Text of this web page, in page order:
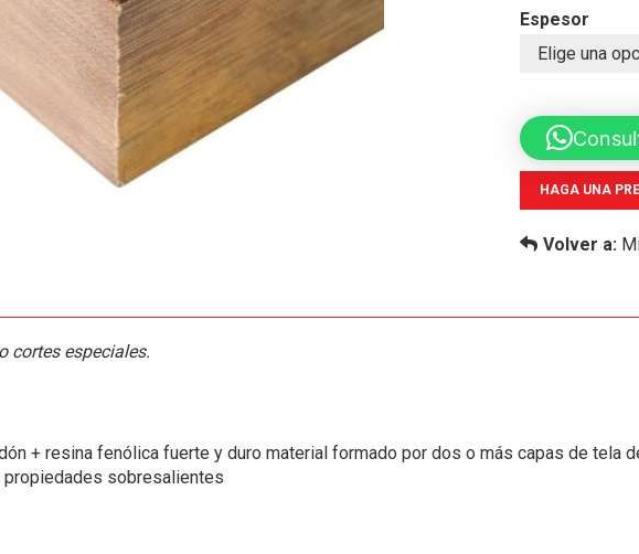
Espesor
HAGA UNA
Volver a:
cortes especiales.
+ resina fenólica fuerte y duro material formado por dos o más capas de tela
sobresalientes